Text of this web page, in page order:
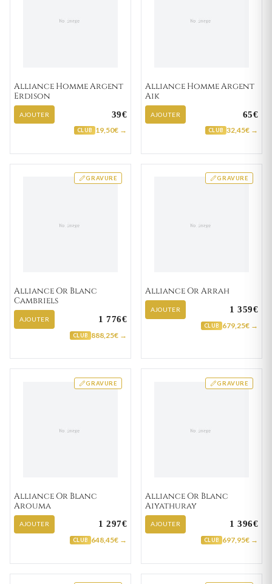
Alliance Homme Argent
Erdison
AJOUTER 39€
CLUB 19,50€ →
Alliance Homme Argent
Aik
AJOUTER 65€
CLUB 32,45€ →
GRAVURE
Alliance Or Blanc
Cambriels
AJOUTER 1 776€
CLUB 888,25€ →
GRAVURE
Alliance Or Arrah
AJOUTER 1 359€
CLUB 679,25€ →
GRAVURE
Alliance Or Blanc
Arouma
AJOUTER 1 297€
CLUB 648,45€ →
GRAVURE
Alliance Or Blanc
Aiyathuray
AJOUTER 1 396€
CLUB 697,95€ →